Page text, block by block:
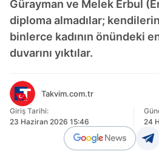
Gürayman ve Melek Erbul
diploma almadılar;
binlerce kadının önündeki
duvarını yıktılar.
Takvim.com.tr
Giriş Tarihi:
23 Haziran 2026 15:46
24